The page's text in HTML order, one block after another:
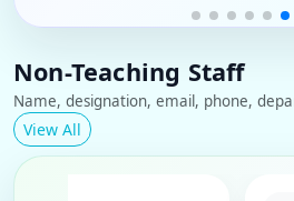
Non-Teaching Staff
Name, designation, email, phone,
View All